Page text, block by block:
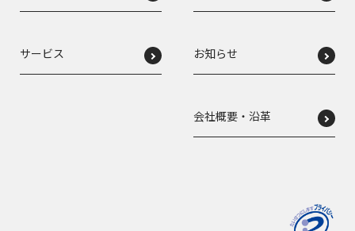
サービス お知らせ
会社概要・沿革